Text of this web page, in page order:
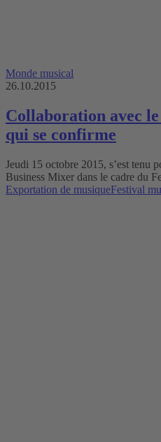
Monde musical
26.10.2015
Collaboration avec
qui se confirme
Jeudi 15 octobre 2015, s’est tenu
Business Mixer dans le cadre du
Exportation de musiqueFestival